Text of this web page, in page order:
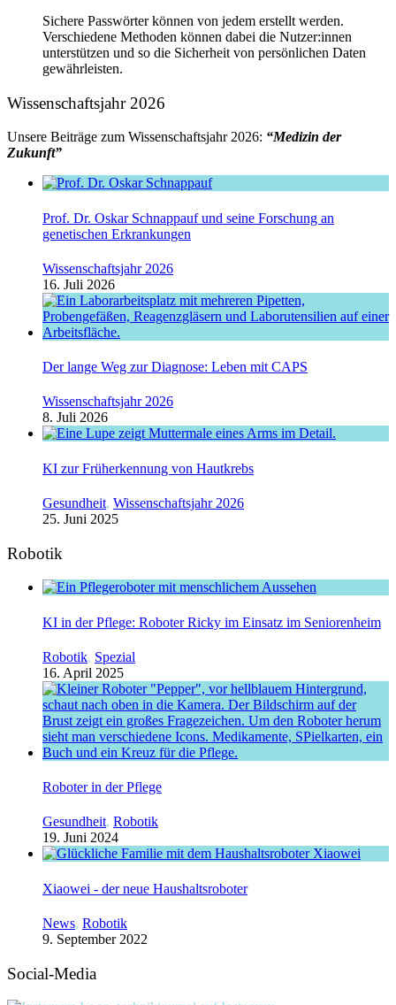
Sichere Passwörter können von jedem erstellt werden.
Verschiedene Methoden können dabei die Nutzer:innen
unterstützen und so die Sicherheit von persönlichen Daten
gewährleisten.
Wissenschaftsjahr 2026
Unsere Beiträge zum Wissenschaftsjahr 2026: “Medizin der
Zukunft”
Prof. Dr. Oskar Schnappauf und seine Forschung an
genetischen Erkrankungen
Wissenschaftsjahr 2026
16. Juli 2026
Der lange Weg zur Diagnose: Leben mit CAPS
Wissenschaftsjahr 2026
8. Juli 2026
KI zur Früherkennung von Hautkrebs
Gesundheit, Wissenschaftsjahr 2026
25. Juni 2025
Robotik
KI in der Pflege: Roboter Ricky im Einsatz im Seniorenheim
Robotik, Spezial
16. April 2025
Roboter in der Pflege
Gesundheit, Robotik
19. Juni 2024
Xiaowei - der neue Haushaltsroboter
News, Robotik
9. September 2022
Social-Media